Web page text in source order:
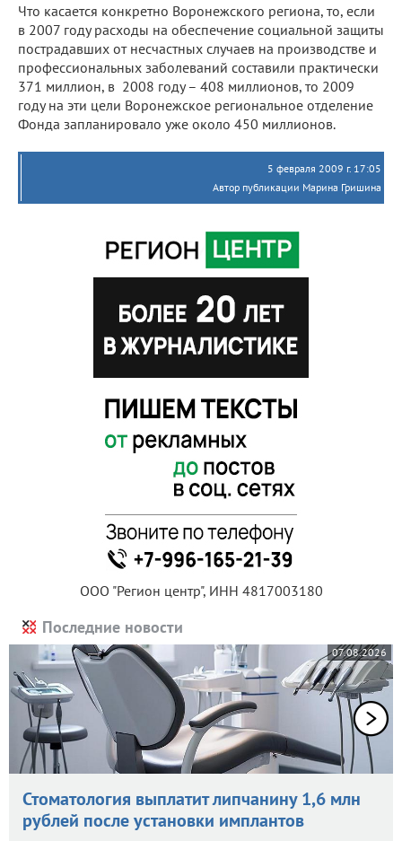
Что касается конкретно Воронежского региона, то, если
в 2007 году расходы на обеспечение социальной защиты
пострадавших от несчастных случаев на производстве и
профессиональных заболеваний составили практически
371 миллион, в 2008 году – 408 миллионов, то 2009
году на эти цели Воронежское региональное отделение
Фонда запланировало уже около 450 миллионов.
5 февраля 2009 г. 17:05
Автор публикации Марина Гришина
ООО "Регион центр", ИНН 4817003180
Последние новости
07.08.2026
Стоматология выплатит липчанину 1,6 млн
рублей после установки имплантов